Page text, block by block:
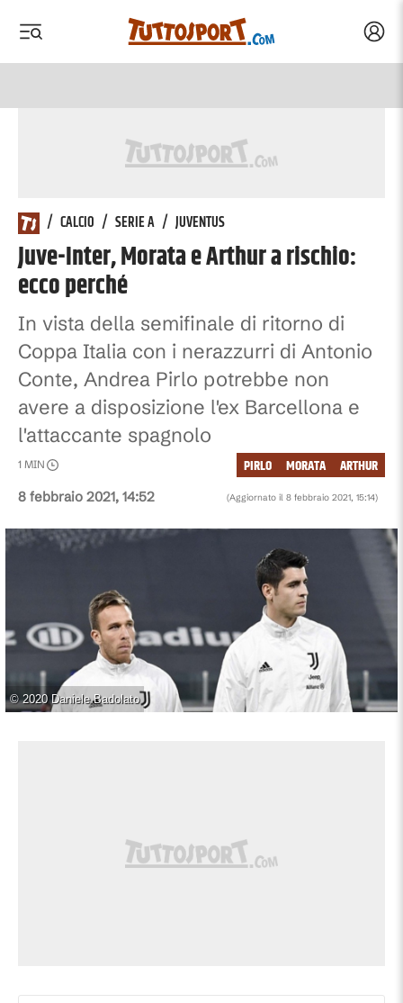
/ CALCIO / SERIE A / JUVENTUS
Juve-Inter, Morata e Arthur a rischio:
ecco perché
In vista della semifinale di ritorno di
Coppa Italia con i nerazzurri di Antonio
Conte, Andrea Pirlo potrebbe non
avere a disposizione l'ex Barcellona e
l'attaccante spagnolo
8 febbraio 2021, 14:52 (Aggiornato il 8 febbraio 2021, 15:14)
1 MIN ARTHUR
MORATA
PIRLO
©2020 Daniele Badolato